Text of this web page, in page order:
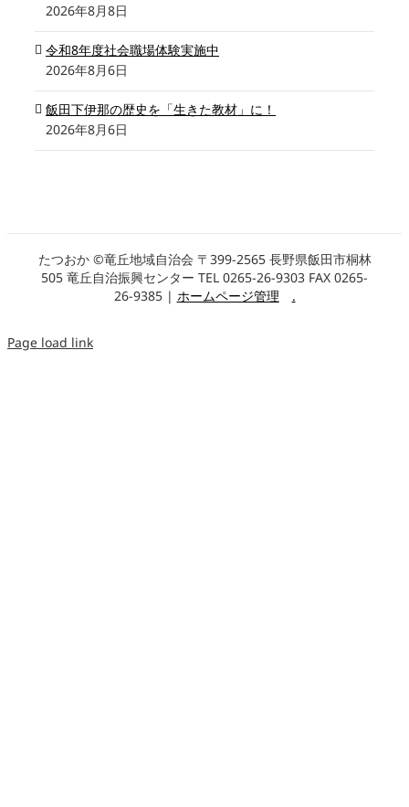
2026年8月8日
令和8年度社会職場体験実施中
2026年8月6日
飯田下伊那の歴史を「生きた教材」に！
2026年8月6日
たつおか ©竜丘地域自治会 〒399-2565 長野県飯田市桐林
505 竜丘自治振興センター TEL 0265-26-9303 FAX 0265-
26-9385 | ホームページ管理 .
Page load link